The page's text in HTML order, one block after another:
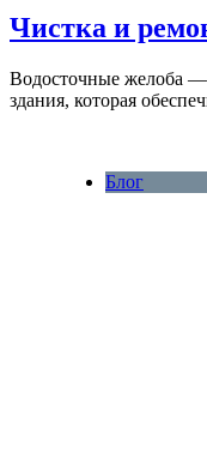
Чистка и
Водосточные желоба —
здания, которая
Блог